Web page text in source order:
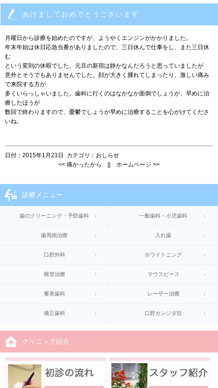
あけましておめでとうございます
月曜日から診療を始めたのですが、ようやくエンジンがかかりました。
年末年始は休日応急当番がありましたので、三日休んで仕事をし、また三日休
む
という変則の休暇でした。元旦の新宿は静かなんだろうと思っていましたが
意外とそうでもありませんでした。顔が大きく腫れてしまったり、激しい痛み
で来院する方が
多くいらっしゃいました。歯科に行くのはなかなか面倒でしょうが、早めに治
療したほうが
数回で終わりますので、憂鬱でしょうが早めに治療することを心がけてくださ
いね。
日付： 2015年1月21日 カテゴリ： おしらせ
<< 痛かったから ホームページ >>
診療メニュー
歯のクリーニング・予防歯科
歯周病治療
口腔外科
根管治療
審美歯科
矯正歯科
一般歯科・小児歯科
入れ歯
ホワイトニング
マウスピース
レーザー治療
口腔カンジダ症
クリニック紹介